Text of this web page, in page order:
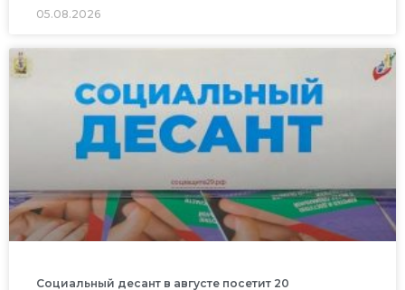
05.08.2026
Социальный десант в августе посетит 20